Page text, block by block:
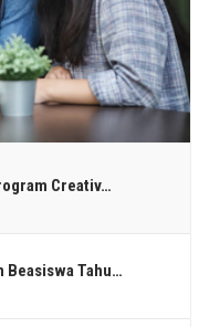
Creativ…
Beasiswa Tahu…